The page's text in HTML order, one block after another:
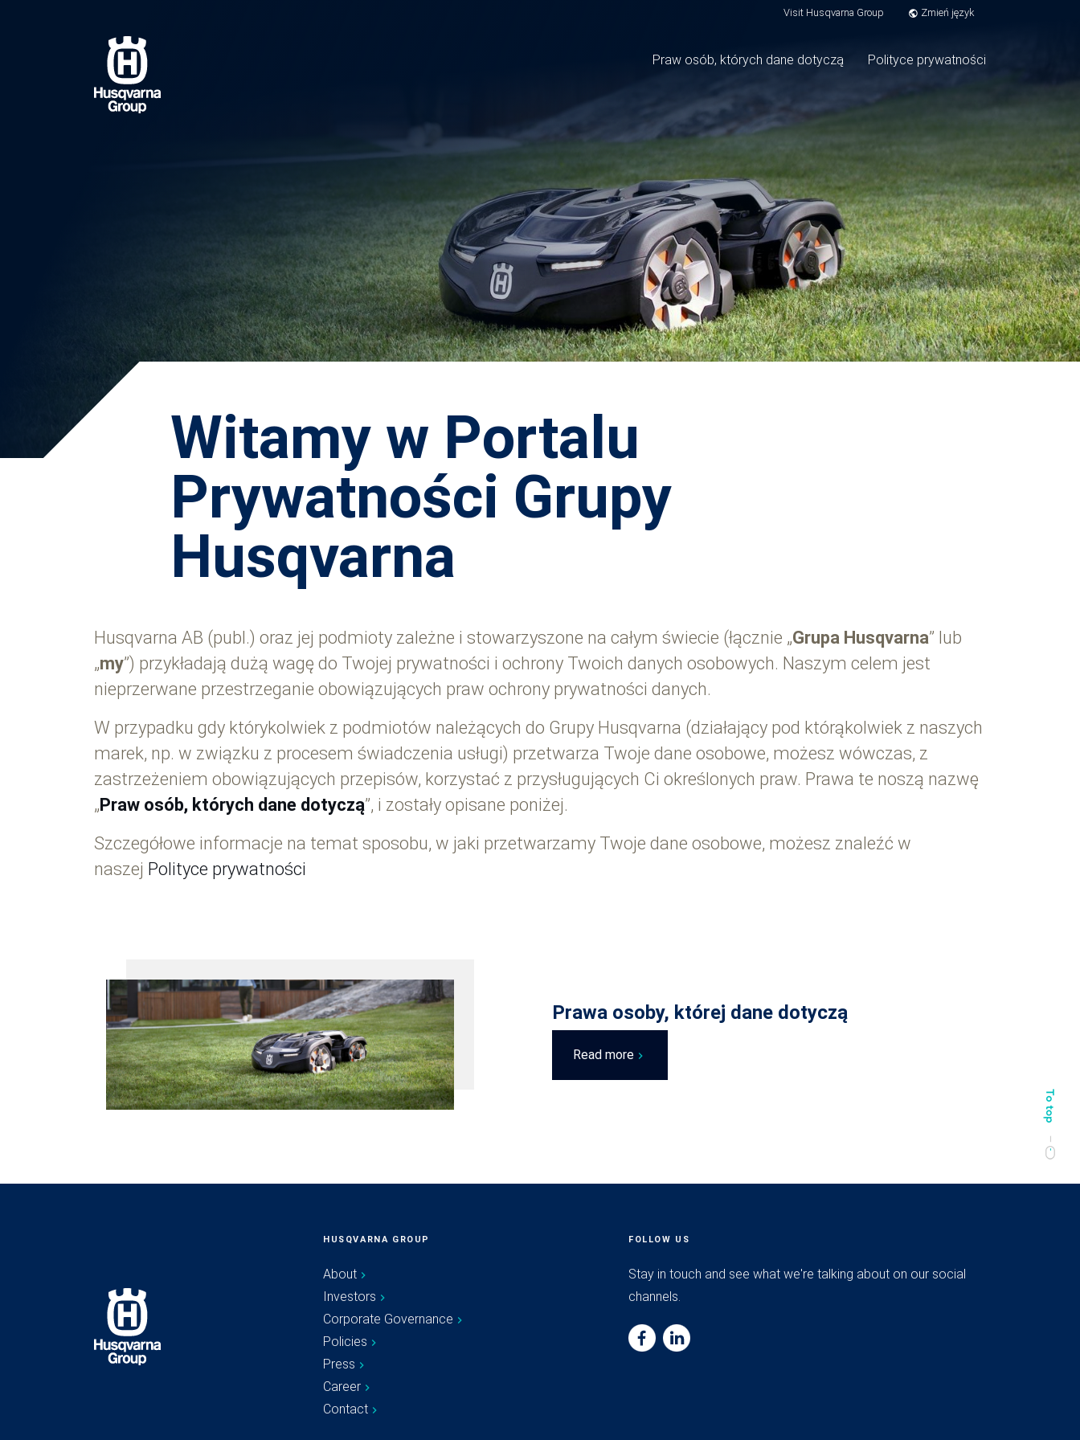
Visit Husqvarna Group public Zmień język
Praw osób, których dane dotyczą Polityce prywatności
Witamy w Portalu
Prywatności Grupy
Husqvarna
Husqvarna AB (publ.) oraz jej podmioty zależne i stowarzyszone na całym świecie (łącznie „Grupa Husqvarna” lub
„my”) przykładają dużą wagę do Twojej prywatności i ochrony Twoich danych osobowych. Naszym celem jest
nieprzerwane przestrzeganie obowiązujących praw ochrony prywatności danych.
W przypadku gdy którykolwiek z podmiotów należących do Grupy Husqvarna (działający pod którąkolwiek z naszych
marek, np. w związku z procesem świadczenia usługi) przetwarza Twoje dane osobowe, możesz wówczas, z
zastrzeżeniem obowiązujących przepisów, korzystać z przysługujących Ci określonych praw. Prawa te noszą nazwę
„Praw osób, których dane dotyczą”, i zostały opisane poniżej.
Szczegółowe informacje na temat sposobu, w jaki przetwarzamy Twoje dane osobowe, możesz znaleźć w
naszej Polityce prywatności
Prawa osoby, której dane dotyczą
Read more
HUSQVARNA GROUP
About
Investors
Corporate Governance
Policies
Press
Career
Contact
FOLLOW US
Stay in touch and see what we're talking about on our social
channels.